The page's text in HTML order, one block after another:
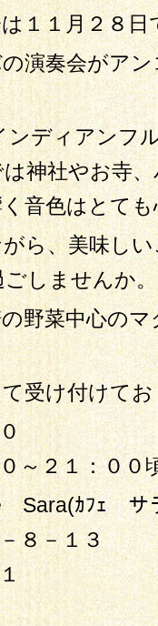
１１月２８日
演奏会がア
ディアンフ
神社やお寺
音色はとて
ら、美味し
しませんか。
野菜中心の
受け付けて
１：００
ｶﾌｪ サ
８－１３